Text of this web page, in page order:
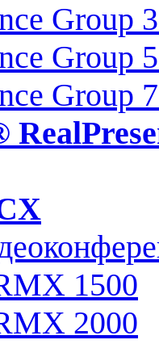
Group
Group
Group
1500
2000